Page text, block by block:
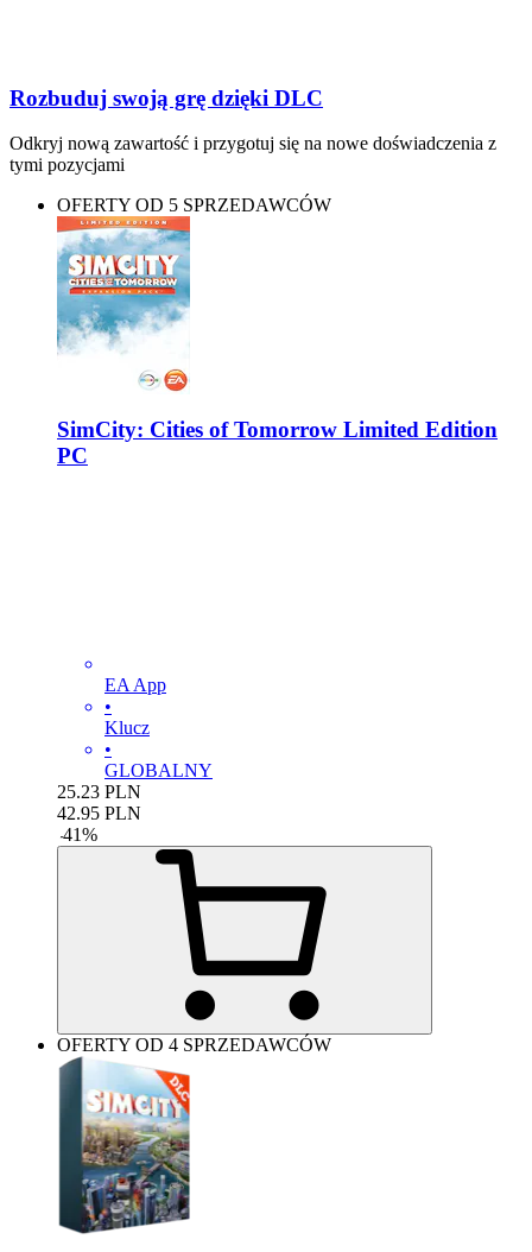
Rozbuduj swoją grę dzięki DLC
Odkryj nową zawartość i przygotuj się na nowe doświadczenia z
tymi pozycjami
OFERTY OD 5 SPRZEDAWCÓW
SimCity: Cities of Tomorrow Limited Edition
PC
EA App
•
Klucz
•
GLOBALNY
25.23 PLN
42.95 PLN
-41%
OFERTY OD 4 SPRZEDAWCÓW